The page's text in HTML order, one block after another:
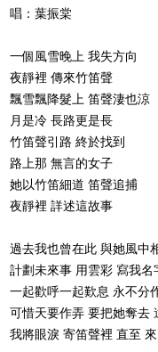
唱：葉振棠
一個風雪晚上 我失方向
夜靜裡 傳來竹笛聲
飄雪飄降髮上 笛聲淒也涼
月是冷 長路更是長
竹笛聲引路 終於找到
路上那 無言的女子
她以竹笛細道 笛聲追捕
夜靜裡 詳述這故事
過去我也曾在此 與她風中
計劃未來事 用雲彩 寫我名
一起歡呼一起歎息 永不分
可惜天要作弄 要把她奪去
我將眼淚 寄笛聲裡 直至